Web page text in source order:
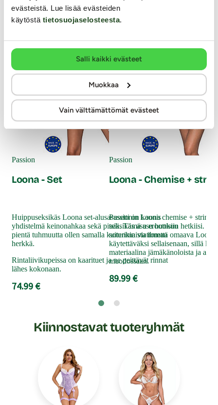
evästeistä. Lue lisää evästeiden
käytöstä tietosuojaselosteesta.
Salli kaikki evästeet
Muokkaa
Vain välttämättömät evästeet
Passion
Loona - Set
Huippuseksikäs Loona set-alusasusetti on kaunis
yhdistelmä keinonahkaa sekä pitsiä. Tämä asu huokuu
pientä tuhmuutta ollen samalla kuitenkin viattoman
herkkä.
Rintaliivikupeissa on kaarituet ja ne peittävät rinnat
lähes kokonaan.
74.99 €
Passion
Loona - Chemise +
Passionin Loona chemise +
seksikäs asu eroottisiin hetkiisi.
soturimaista ilmettä omaava Loona
käytettäväksi sellaisenaan, sillä
materiaalina jämäkänoloista ja asu
muodossaan.
89.99 €
Kiinnostavat tuoteryhmät